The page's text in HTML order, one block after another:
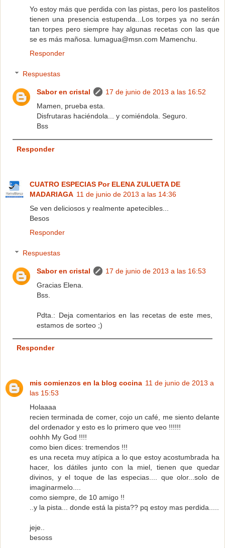
Yo estoy más que perdida con las pistas, pero los pastelitos
tienen una presencia estupenda...Los torpes ya no serán
tan torpes pero siempre hay algunas recetas con las que
se es más mañosa. lumagua@msn.com Mamenchu.
Responder
Respuestas
Sabor en cristal
17 de junio de 2013 a las 16:52
Mamen, prueba esta.
Disfrutaras haciéndola... y comiéndola. Seguro.
Bss
Responder
CUATRO ESPECIAS Por ELENA ZULUETA DE
MADARIAGA 11 de junio de 2013 a las 14:36
Se ven deliciosos y realmente apetecibles...
Besos
Responder
Respuestas
Sabor en cristal
17 de junio de 2013 a las 16:53
Gracias Elena.
Bss.
Pdta.: Deja comentarios en las recetas de este mes,
estamos de sorteo ;)
Responder
mis comienzos en la blog cocina 11 de junio de 2013 a
las 15:53
Holaaaa
recien terminada de comer, cojo un café, me siento delante
del ordenador y esto es lo primero que veo !!!!!!
oohhh My God !!!!
como bien dices: tremendos !!!
es una receta muy atípica a lo que estoy acostumbrada ha
hacer, los dátiles junto con la miel, tienen que quedar
divinos, y el toque de las especias.... que olor...solo de
imaginarmelo....
como siempre, de 10 amigo !!
..y la pista... donde está la pista?? pq estoy mas perdida.....
jeje..
besoss